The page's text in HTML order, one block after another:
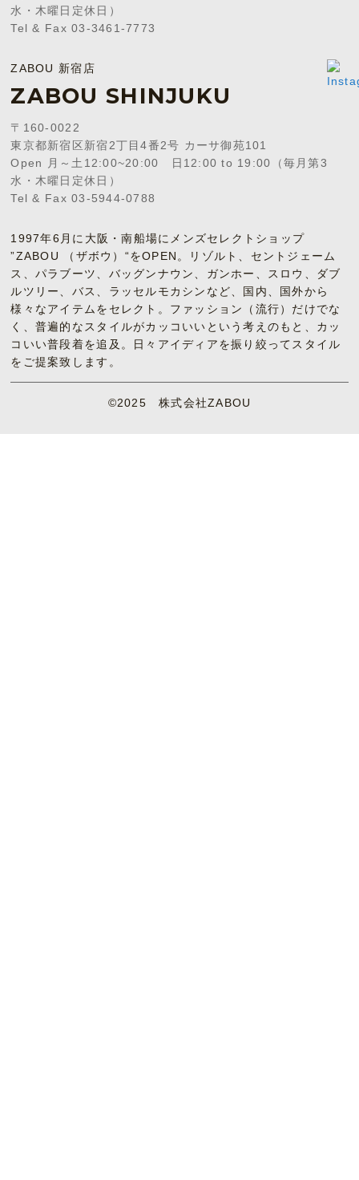
水・木曜日定休日）
Tel & Fax 03-3461-7773
ZABOU 新宿店
ZABOU SHINJUKU
〒160-0022
東京都新宿区新宿2丁目4番2号 カーサ御苑101
Open 月～土12:00~20:00 日12:00 to 19:00（毎月第3
水・木曜日定休日）
Tel & Fax 03-5944-0788
1997年6月に大阪・南船場にメンズセレクトショップ
”ZABOU （ザボウ）“をOPEN。リゾルト、セントジェーム
ス、パラブーツ、バッグンナウン、ガンホー、スロウ、ダブ
ルツリー、バス、ラッセルモカシンなど、国内、国外から
様々なアイテムをセレクト。ファッション（流行）だけでな
く、普遍的なスタイルがカッコいいという考えのもと、カッ
コいい普段着を追及。日々アイディアを振り絞ってスタイル
をご提案致します。
©2025 株式会社ZABOU